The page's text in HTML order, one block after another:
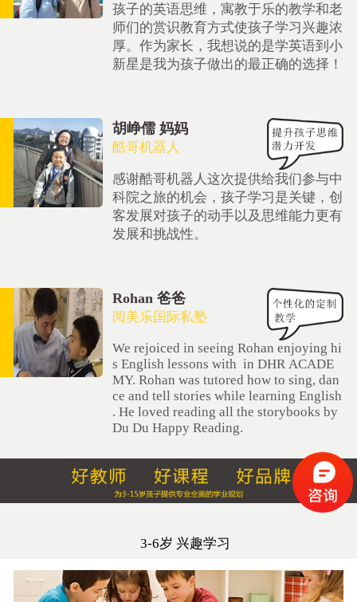
孩子的英语思维，寓教于乐的教学和老
师们的赏识教育方式使孩子学习兴趣浓
厚。作为家长，我想说的是学英语到小
新星是我为孩子做出的最正确的选择！
胡峥儒 妈妈
酷哥机器人
感谢酷哥机器人这次提供给我们参与中
科院之旅的机会，孩子学习是关键，创
客发展对孩子的动手以及思维能力更有
发展和挑战性。
Rohan 爸爸
阅美乐国际私塾
We rejoiced in seeing Rohan enjoying hi
s English lessons with in DHR ACADE
MY. Rohan was tutored how to sing, dan
ce and tell stories while learning English
. He loved reading all the storybooks by
Du Du Happy Reading.
3-6岁 兴趣学习